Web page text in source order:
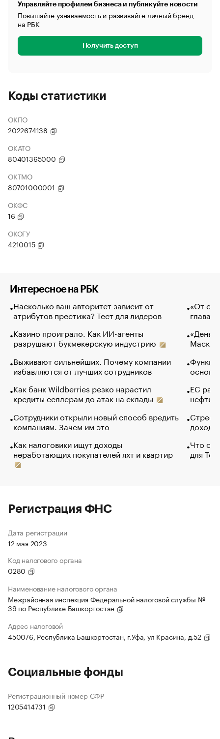
Управляйте профилем бизнеса и публикуйте новости
Повышайте узнаваемость и развивайте личный бренд
на РБК
Получить доступ
Коды статистики
ОКПО
2022674138
ОКАТО
80401365000
ОКТМО
80701000001
ОКФС
16
ОКОГУ
4210015
Интересное на РБК
Насколько ваш авторитет зависит от
атрибутов престижа? Тест для лидеров
Казино проиграло. Как ИИ-агенты
разрушают букмекерскую индустрию
Выживают сильнейших. Почему компании
избавляются от лучших сотрудников
Как банк Wildberries резко нарастил
кредиты селлерам до атак на склады
Сотрудники открыли новый способ вредить
компаниям. Зачем им это
Как налоговики ищут доходы
неработающих покупателей яхт и квартир
«От
глава
Маск в
основ
ЕС
нефти
Что
для
Регистрация ФНС
Дата регистрации
12 мая 2023
Код налогового органа
0280
Наименование налогового органа
Межрайонная инспекция Федеральной налоговой службы №
39 по Республике Башкортостан
Адрес налоговой
450076, Республика Башкортостан, г.Уфа, ул Красина, д.52
Социальные фонды
Регистрационный номер СФР
1205414731